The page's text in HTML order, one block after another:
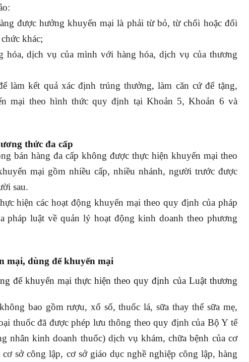
được hưởng khuyến mại là phải từ bỏ, từ chối hoặc đổi
khác;
hóa, dịch vụ của mình với hàng hóa, dịch vụ của thương
làm kết quả xác định trúng thưởng, làm căn cứ để tặng,
mại theo hình thức quy định tại Khoản 5, Khoản 6 và
thức đa cấp
bán hàng đa cấp không được thực hiện khuyến mại theo
mại gồm nhiều cấp, nhiều nhánh, người trước được
sau.
hiện các hoạt động khuyến mại theo quy định của pháp
pháp luật về quản lý hoạt động kinh doanh theo phương
mại, dùng để khuyến mại
để khuyến mại thực hiện theo quy định của Luật thương
bao gồm rượu, xổ số, thuốc lá, sữa thay thế sữa mẹ,
thuốc đã được phép lưu thông theo quy định của Bộ Y tế
nhân kinh doanh thuốc) dịch vụ khám, chữa bệnh của cơ
sở công lập, cơ sở giáo dục nghề nghiệp công lập, hàng